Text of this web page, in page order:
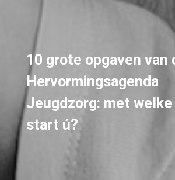
10 grote opgaven van
Hervormingsagenda
Jeugdzorg: met
start ú?